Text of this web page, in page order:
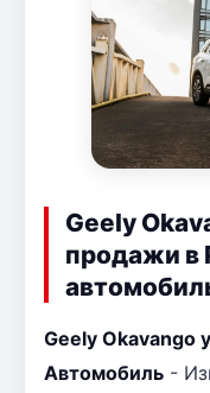
Geely
продажи в
Geely Okavango
Автомобиль -